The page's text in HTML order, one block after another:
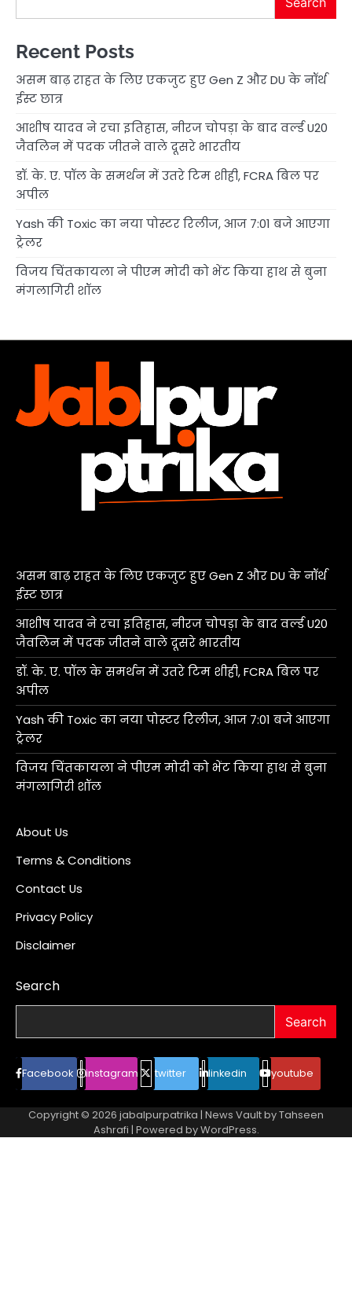
Recent Posts
असम बाढ़ राहत के लिए एकजुट हुए Gen Z और DU के नॉर्थ
ईस्ट छात्र
आशीष यादव ने रचा इतिहास, नीरज चोपड़ा के बाद वर्ल्ड U20
जैवलिन में पदक जीतने वाले दूसरे भारतीय
डॉ. के. ए. पॉल के समर्थन में उतरे टिम शीही, FCRA बिल पर
अपील
Yash की Toxic का नया पोस्टर रिलीज, आज 7:01 बजे आएगा
ट्रेलर
विजय चिंतकायला ने पीएम मोदी को भेंट किया हाथ से बुना
मंगलागिरी शॉल
असम बाढ़ राहत के लिए एकजुट हुए Gen Z और DU के नॉर्थ
ईस्ट छात्र
आशीष यादव ने रचा इतिहास, नीरज चोपड़ा के बाद वर्ल्ड U20
जैवलिन में पदक जीतने वाले दूसरे भारतीय
डॉ. के. ए. पॉल के समर्थन में उतरे टिम शीही, FCRA बिल पर
अपील
Yash की Toxic का नया पोस्टर रिलीज, आज 7:01 बजे आएगा
ट्रेलर
विजय चिंतकायला ने पीएम मोदी को भेंट किया हाथ से बुना
मंगलागिरी शॉल
About Us
Terms & Conditions
Contact Us
Privacy Policy
Disclaimer
Search
Search
Facebook instagram twitter linkedin youtube
Copyright © 2026 jabalpurpatrika | News Vault byTahseen
Ashrafi | Powered byWordPress.